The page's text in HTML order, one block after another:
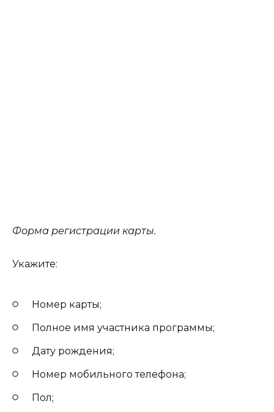
Форма регистрации карты.
Укажите:
Номер карты;
Полное имя участника программы;
Дату рождения;
Номер мобильного телефона;
Пол;